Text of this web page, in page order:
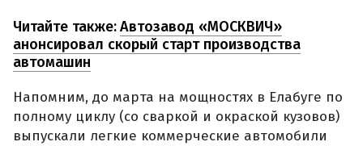
Читайте также:Автозавод «МОСКВИЧ»
анонсировал скорый старт производства
автомашин
Напомним, до марта на мощностях в Елабуге по
полному циклу (со сваркой и окраской кузовов)
выпускали легкие коммерческие автомобили